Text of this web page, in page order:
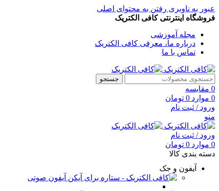
عبور به ناوبری رفتن به محتوای اصلی
فروشگاه اینترنتی کافی الکتریک
مجله آموزشی
درباره ما، معرفی کافی الکتریک
تماس با ما
جستجو
0 مقایسه
0 موارد 0 تومان
ورود / ثبت نام
منو
ورود / ثبت نام
0 موارد 0 تومان
دسته بندی کالا
آیفون و جک
آیفون صوتی